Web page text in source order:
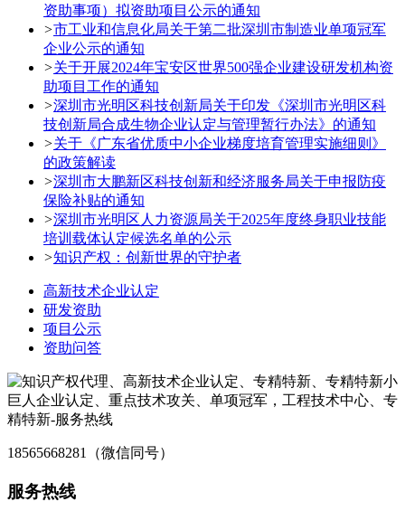
资助事项）拟资助项目公示的通知
>市工业和信息化局关于第二批深圳市制造业单项冠军
企业公示的通知
>关于开展2024年宝安区世界500强企业建设研发机构资
助项目工作的通知
>深圳市光明区科技创新局关于印发《深圳市光明区科
技创新局合成生物企业认定与管理暂行办法》的通知
>关于《广东省优质中小企业梯度培育管理实施细则》
的政策解读
>深圳市大鹏新区科技创新和经济服务局关于申报防疫
保险补贴的通知
>深圳市光明区人力资源局关于2025年度终身职业技能
培训载体认定候选名单的公示
>知识产权：创新世界的守护者
高新技术企业认定
研发资助
项目公示
资助问答
18565668281（微信同号）
服务热线